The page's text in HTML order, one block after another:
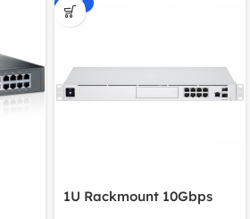
-20%
1U Rackmount 10Gbps